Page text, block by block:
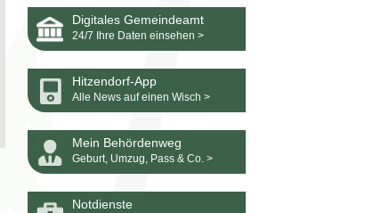
Digitales Gemeindeamt
24/7 Ihre Daten einsehen >
Hitzendorf-App
Alle News auf einen Wisch >
Mein Behördenweg
Geburt, Umzug, Pass & Co. >
Notdienste